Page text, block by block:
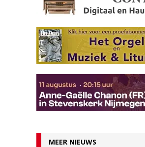
MEER NIEUWS